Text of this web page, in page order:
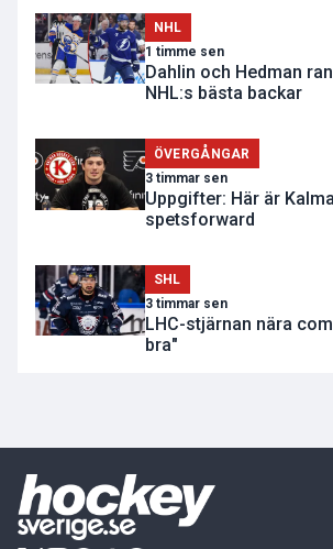
NHL
1 timme sen
Dahlin och Hedman
NHL:s bästa backar
ÖVERGÅNGAR
3 timmar sen
Uppgifter: Här är
spetsforward
SHL
3 timmar sen
LHC-stjärnan nära
bra"